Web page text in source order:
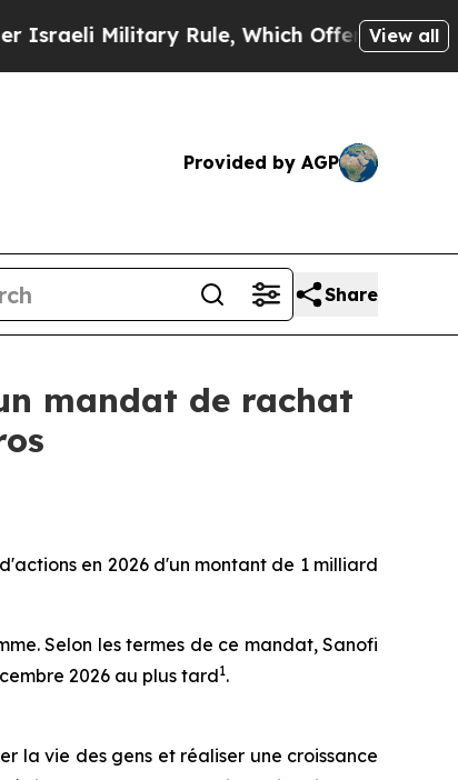
Military Rule, Which Offers Them few, if
View all
Provided by AGP
Share
mandat de rachat
en 2026 d'un montant de 1 milliard
Selon les termes de ce mandat, Sanofi
2026 au plus tard1.
la vie des gens et réaliser une croissance